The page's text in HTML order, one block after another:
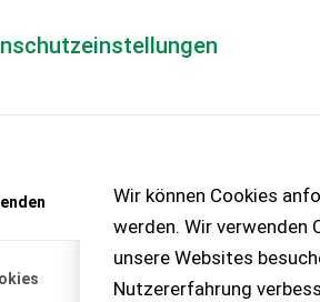
Wir können Cookies
werden. Wir verwenden
unsere Websites
Nutzererfahrung
– KEINE